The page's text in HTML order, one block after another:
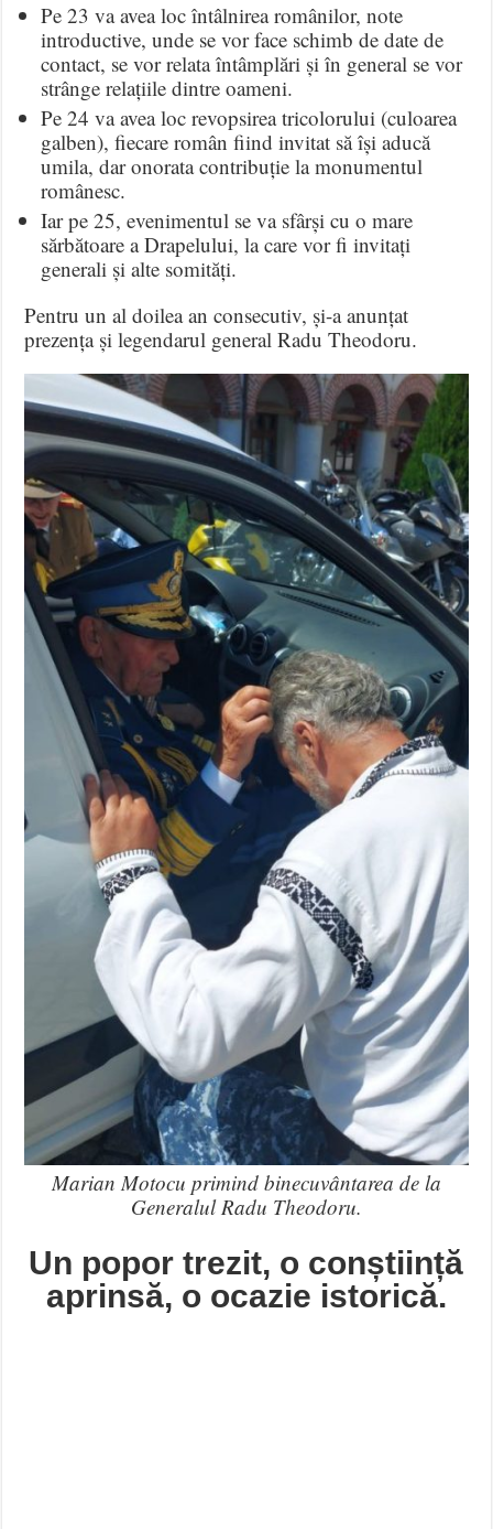
Pe 23 va avea loc întâlnirea românilor, note
introductive, unde se vor face schimb de date de
contact, se vor relata întâmplări și în general se vor
strânge relațiile dintre oameni.
Pe 24 va avea loc revopsirea tricolorului (culoarea
galben), fiecare român fiind invitat să își aducă
umila, dar onorata contribuție la monumentul
românesc.
Iar pe 25, evenimentul se va sfârși cu o mare
sărbătoare a Drapelului, la care vor fi invitați
generali și alte somități.
Pentru un al doilea an consecutiv, și-a anunțat
prezența și legendarul general Radu Theodoru.
Marian Motocu primind binecuvântarea de la
Generalul Radu Theodoru.
Un popor trezit, o conștiință
aprinsă, o ocazie istorică.